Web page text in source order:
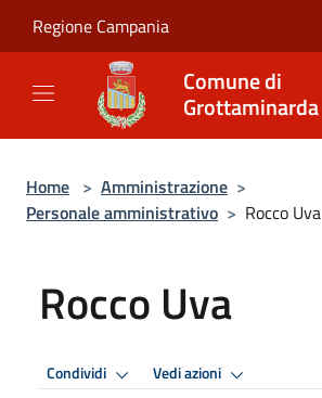
Regione Campania
Comune di
Grottaminarda
Home > Amministrazione >
Personale amministrativo > Rocco Uva
Rocco Uva
Condividi Vedi azioni